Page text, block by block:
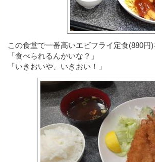
この食堂で一番高いエビフライ定食(880円)
「食べられるんかいな？」
「いきおいや、いきおい！」